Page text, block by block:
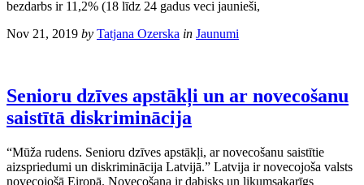
bezdarbs ir 11,2% (18 līdz 24 gadus veci jaunieši,
Nov 21, 2019 by Tatjana Ozerska in Jaunumi
Senioru dzīves apstākļi un ar novecošanu
saistītā diskriminācija
“Mūža rudens. Senioru dzīves apstākļi, ar novecošanu saistītie
aizspriedumi un diskriminācija Latvijā.” Latvija ir novecojoša valsts
novecojošā Eiropā. Novecošana ir dabisks un likumsakarīgs